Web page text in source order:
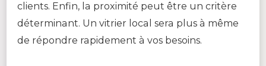
clients. Enfin, la proximité peut être un critère
déterminant. Un vitrier local sera plus à même
de répondre rapidement à vos besoins.